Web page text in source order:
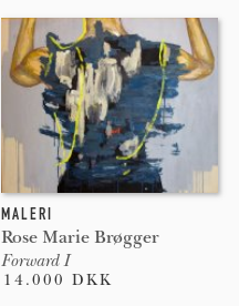
MALERI
Rose Marie Brøgger
Forward I
14.000 DKK